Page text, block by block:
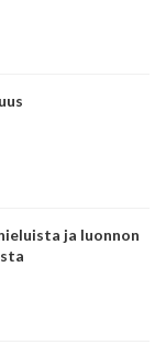
ja luonnon